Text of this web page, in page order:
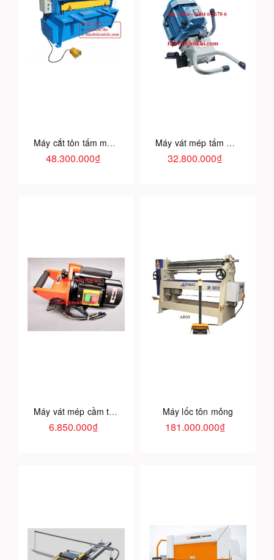
Máy cắt tôn tấm mỏng chạy điện
48.300.000₫
Máy vát mép tấm SKF-15
32.800.000₫
Máy vát mép cầm tay công suất lớn
6.850.000₫
Máy lốc tôn mỏng
181.000.000₫